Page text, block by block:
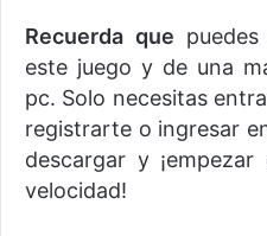
Recuerda que
este juego y de una
pc. Solo necesitas
registrarte o ingresar
descargar y
velocidad!